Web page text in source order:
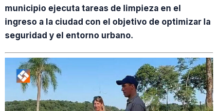
municipio ejecuta tareas de limpieza en el
ingreso a la ciudad con el objetivo de optimizar la
seguridad y el entorno urbano.